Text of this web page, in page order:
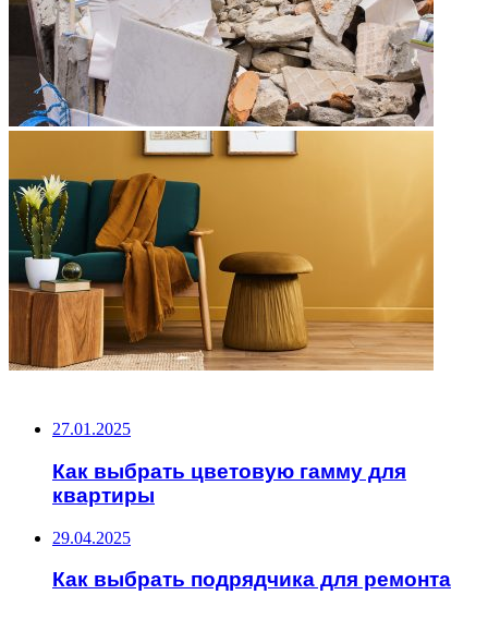
27.01.2025
Как выбрать цветовую гамму для
квартиры
29.04.2025
Как выбрать подрядчика для ремонта